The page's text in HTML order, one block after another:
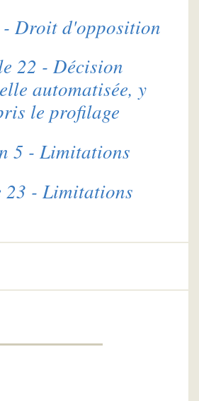
Droit d'opposition
22 - Décision
automatisée, y
le profilage
5 - Limitations
- Limitations